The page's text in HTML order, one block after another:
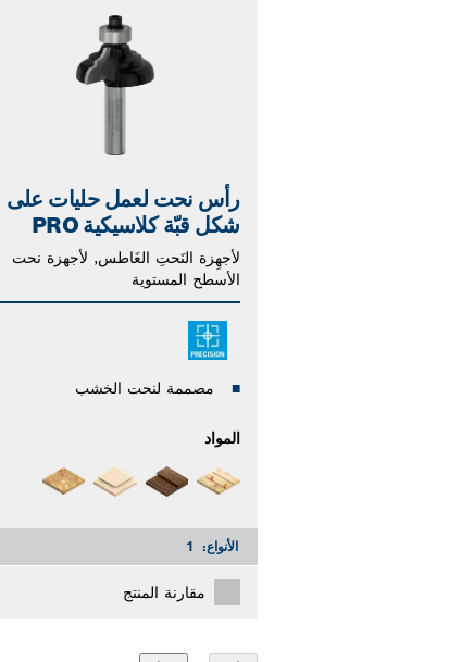
رأس نحت لعمل حليات على
شكل قبّة كلاسيكية PRO
لأجهِزة النَحتِ الغَاطس, لأجهزة نحت
الأسطح المستوية
مصممة لنحت الخشب
المواد
الأنواع: 1
مقارنة المنتج